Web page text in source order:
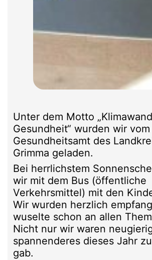
Unter dem Motto
Gesundheit“ wurden wir vom
Gesundheitsamt des
Grimma geladen.
Bei herrlichstem
wir mit dem Bus (öffentliche
Verkehrsmittel) mit den
Wir wurden herzlich
wuselte schon an allen
Nicht nur wir waren
spannenderes dieses Jahr
gab.